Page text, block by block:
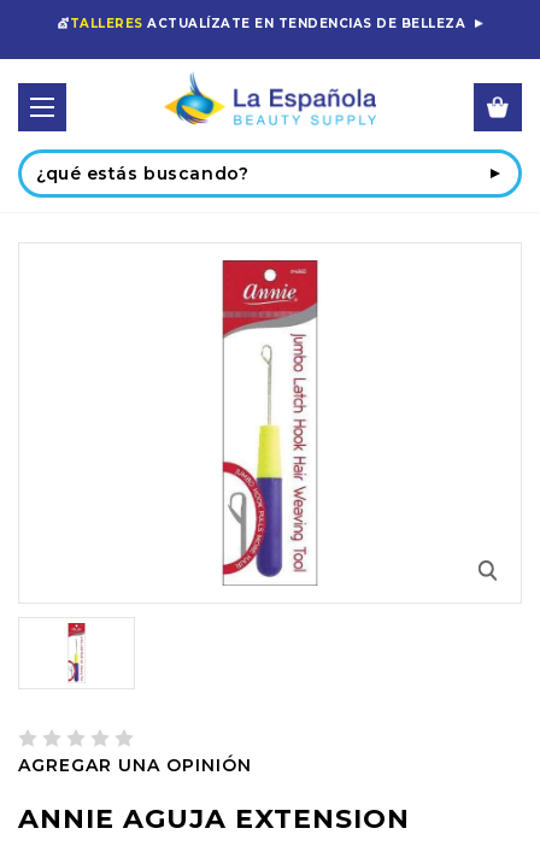
💇TALLERES ACTUALÍZATE EN TENDENCIAS DE BELLEZA
Buscar
AGREGAR UNA OPINIÓN
ANNIE AGUJA EXTENSION